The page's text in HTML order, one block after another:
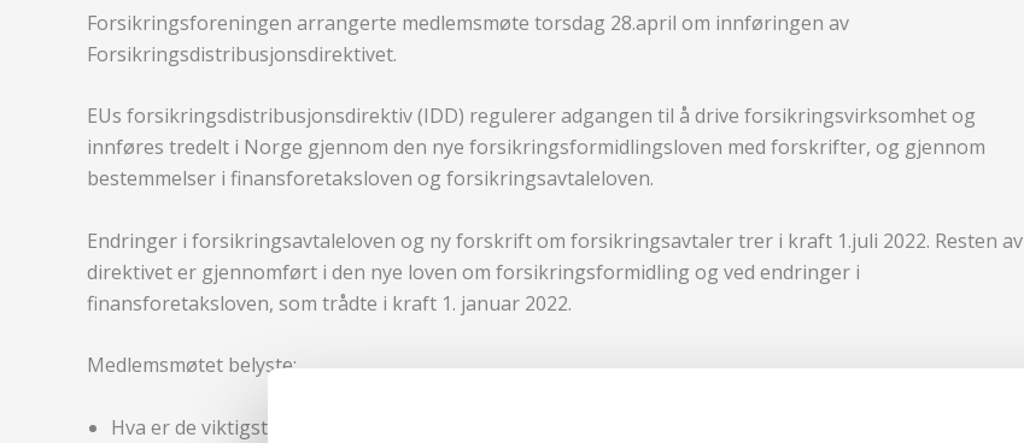
Forsikringsforeningen arrangerte medlemsmøte torsdag 28.april om innføringen av
Forsikringsdistribusjonsdirektivet.
EUs forsikringsdistribusjonsdirektiv (IDD) regulerer adgangen til å drive forsikringsvirksomhet og
innføres tredelt i Norge gjennom den nye forsikringsformidlingsloven med forskrifter, og gjennom
bestemmelser i finansforetaksloven og forsikringsavtaleloven.
Endringer i forsikringsavtaleloven og ny forskrift om forsikringsavtaler trer i kraft 1.juli 2022. Resten av
direktivet er gjennomført i den nye loven om forsikringsformidling og ved endringer i
finansforetaksloven, som trådte i kraft 1. januar 2022.
Medlemsmøtet belyste:
Hva er de viktigste endringene?